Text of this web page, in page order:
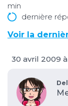
min
dernière
Voir la
30 avril 2009